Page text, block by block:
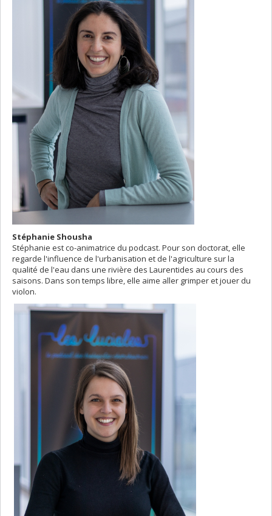
Stéphanie Shousha
Stéphanie est co-animatrice du podcast. Pour son doctorat, elle
regarde l'influence de l'urbanisation et de l'agriculture sur la
qualité de l'eau dans une rivière des Laurentides au cours des
saisons. Dans son temps libre, elle aime aller grimper et jouer du
violon.